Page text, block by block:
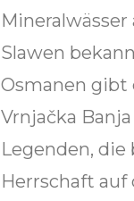
Slawen
Osmanen gibt
Vrnjačka
Legenden, die
Herrschaft auf